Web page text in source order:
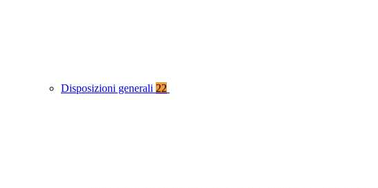
Disposizioni generali 22